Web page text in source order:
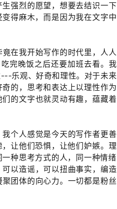
强烈的愿望，想要去结识一下
得麻木，而是​因为我在文字中
在我开始写作的时代里，人人
完晚饭之后还要加班去看。我
乐观、好奇​和理性。对于未来
的，思考和表达上以理性作为
的文字也就灵动有趣，蕴藏着
个人感觉是今天的写作者更善
让他们恐惧，让他们​妒嫉。理
种思考方式的人，同一种情绪​
以造谣，可以扭曲事实，编造
团体的向心力。一切都是粉丝